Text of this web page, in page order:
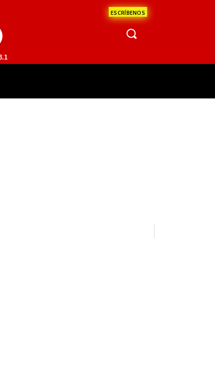
ESCRÍBENOS
JUAN DEL RÍO 93.1 FM | GUADALAJARA 1510 AM | LA PAZ